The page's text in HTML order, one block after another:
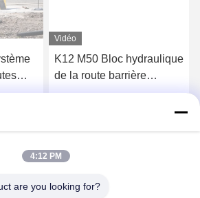
prix
Vidéo
K12 M50 Bloc hydraulique
de la route barrière
d'atténuation des
Obtenez le meilleur prix
4:12 PM
are you looking for?